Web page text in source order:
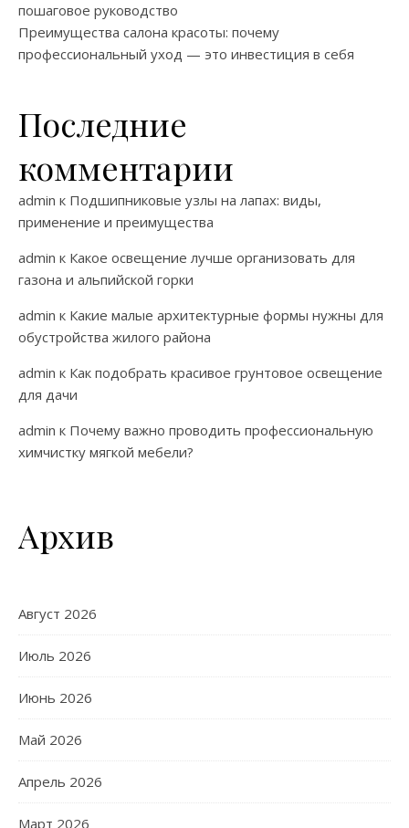
пошаговое руководство
Преимущества салона красоты: почему
профессиональный уход — это инвестиция в себя
Последние
комментарии
admin к Подшипниковые узлы на лапах: виды,
применение и преимущества
admin к Какое освещение лучше организовать для
газона и альпийской горки
admin к Какие малые архитектурные формы нужны для
обустройства жилого района
admin к Как подобрать красивое грунтовое освещение
для дачи
admin к Почему важно проводить профессиональную
химчистку мягкой мебели?
Архив
Август 2026
Июль 2026
Июнь 2026
Май 2026
Апрель 2026
Март 2026